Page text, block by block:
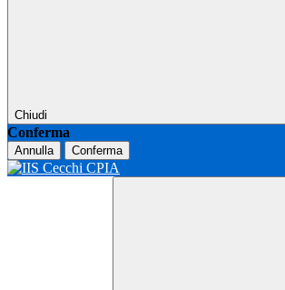
Chiudi
Conferma
Annulla Conferma